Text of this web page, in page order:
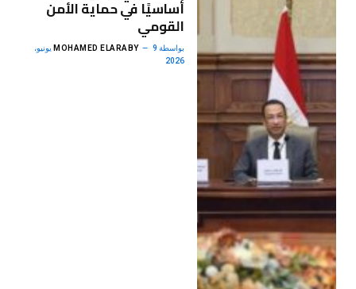
أساسيًا في حماية الأمن
القومي
بواسطة MOHAMED ELARABY 9 يونيو،
2026